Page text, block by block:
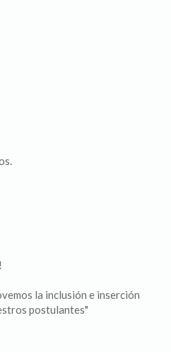
la inclusión e inserción
postulantes"